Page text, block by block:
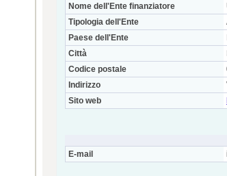
Nome dell'Ente finanziatore
Tipologia dell'Ente
Paese dell'Ente
Città
Codice postale
Indirizzo
Sito web
E-mail